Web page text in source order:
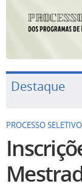
Destaque
PROCESSO SELETIVO